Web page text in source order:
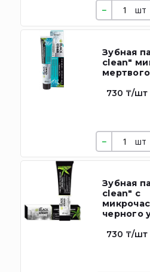
шт
Зубная
clean"
730 ₸/шт
шт
Зубная
clean" с
черного
730 ₸/шт